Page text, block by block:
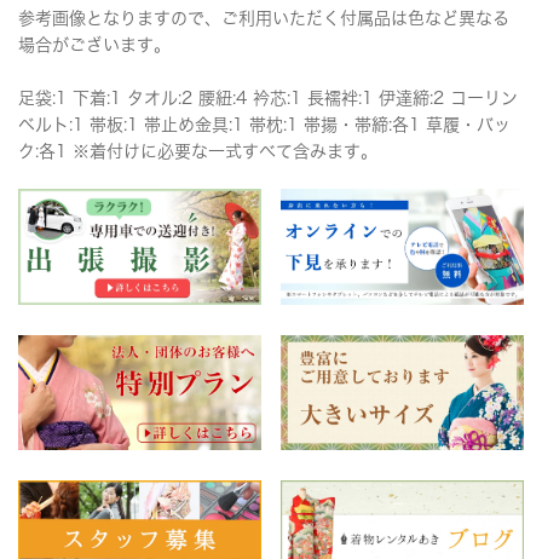
参考画像となりますので、ご利用いただく付属品は色など異なる
場合がございます。
足袋:1 下着:1 タオル:2 腰紐:4 衿芯:1 長襦袢:1 伊達締:2 コーリン
ベルト:1 帯板:1 帯止め金具:1 帯枕:1 帯揚・帯締:各1 草履・バッ
ク:各1 ※着付けに必要な一式すべて含みます。